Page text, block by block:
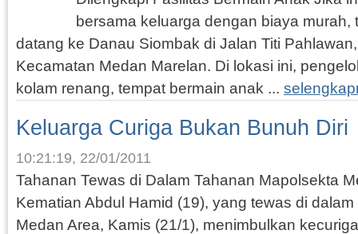
bersama keluarga dengan biaya
datang ke Danau Siombak di Jalan Titi
Kecamatan Medan Marelan. Di lokasi ini,
kolam renang, tempat bermain anak ...
Keluarga Curiga Bukan Bunuh Diri
10:21:19, 22/01/2011
Tahanan Tewas di Dalam Tahanan Mapolsekta
Kematian Abdul Hamid (19), yang tewas di
Medan Area, Kamis (21/1), menimbulkan